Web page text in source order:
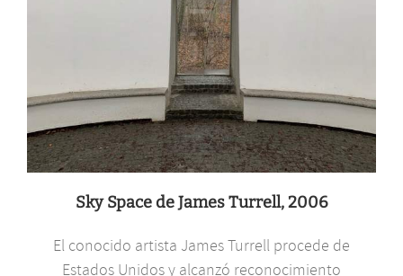
Sky Space de James Turrell, 2006
El conocido artista James Turrell procede de
Estados Unidos y alcanzó reconocimiento